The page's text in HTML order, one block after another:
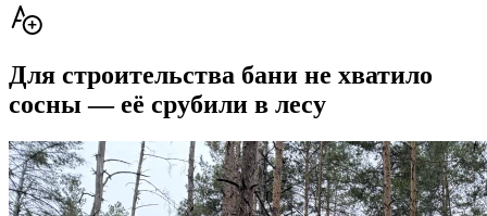
Для строительства бани не хватило
сосны — её срубили в лесу